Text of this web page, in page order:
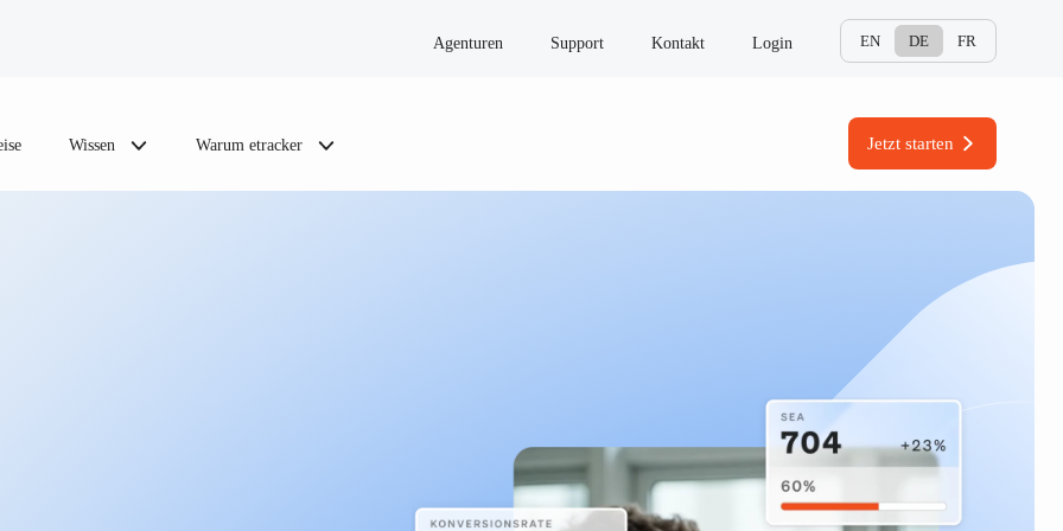
Wissen Warum etracker Jetzt starten
Agenturen Support Kontakt Login EN DE FR